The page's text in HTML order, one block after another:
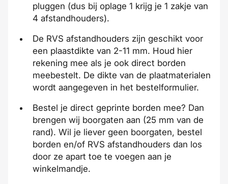
pluggen (dus bij oplage 1 krijg je 1 zakje van
4 afstandhouders).
De RVS afstandhouders zijn geschikt voor
een plaastdikte van 2-11 mm. Houd hier
rekening mee als je ook direct borden
meebestelt. De dikte van de plaatmaterialen
wordt aangegeven in het bestelformulier.
Bestel je direct geprinte borden mee? Dan
brengen wij boorgaten aan (25 mm van de
rand). Wil je liever geen boorgaten, bestel
borden en/of RVS afstandhouders dan los
door ze apart toe te voegen aan je
winkelmandje.